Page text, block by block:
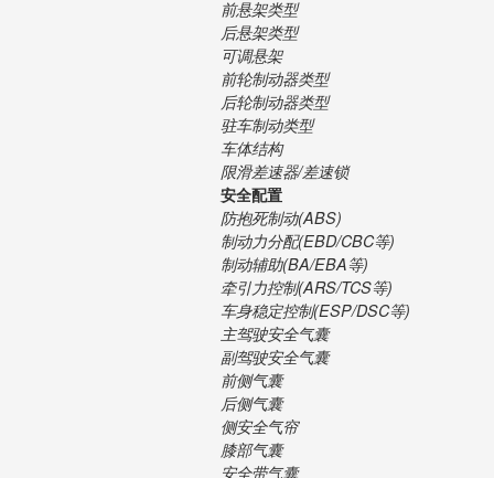
前悬架类型
后悬架类型
可调悬架
前轮制动器类型
后轮制动器类型
驻车制动类型
车体结构
限滑差速器/差速锁
安全配置
防抱死制动(ABS)
制动力分配(EBD/CBC等)
制动辅助(BA/EBA等)
牵引力控制(ARS/TCS等)
车身稳定控制(ESP/DSC等)
主驾驶安全气囊
副驾驶安全气囊
前侧气囊
后侧气囊
侧安全气帘
膝部气囊
安全带气囊